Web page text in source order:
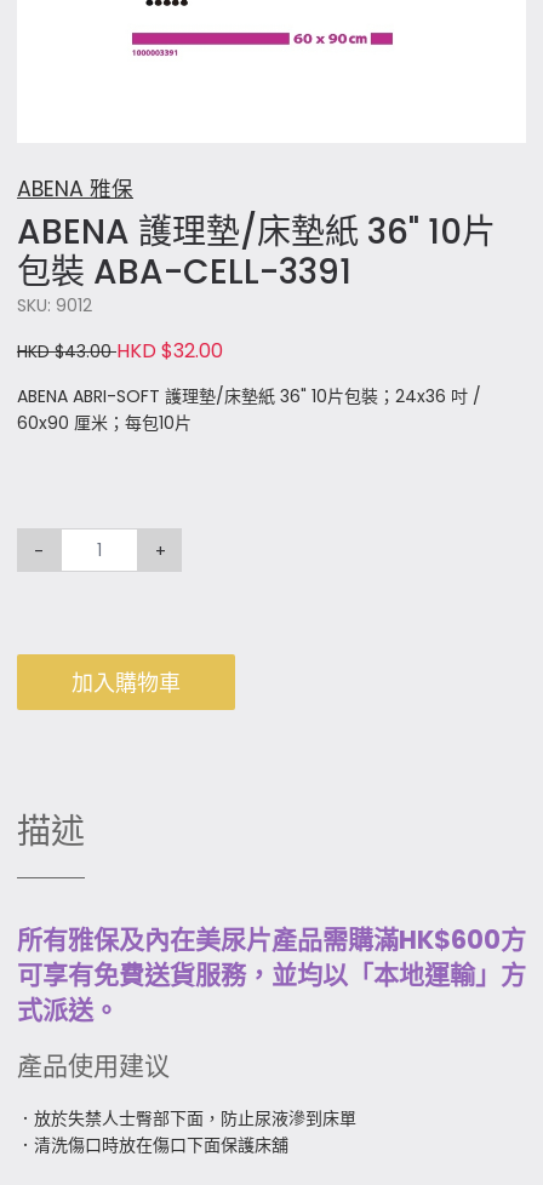
ABENA 雅保
ABENA 護理墊/床墊紙 36" 10片
包裝 ABA-CELL-3391
SKU: 9012
HKD $43.00HKD $32.00
ABENA ABRI-SOFT 護理墊/床墊紙 36" 10片包裝；24x36 吋 /
60x90 厘米；每包10片
- +
加入購物車
描述
所有雅保及內在美尿片產品需購滿HK$600方
可享有免費送貨服務，並均以「本地運輸」方
式派送。
產品使用建议
．放於失禁人士臀部下面，防止尿液滲到床單
．清洗傷口時放在傷口下面保護床舖